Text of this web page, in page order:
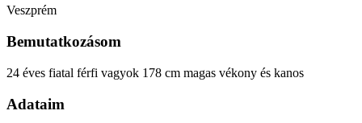
Veszprém
Bemutatkozásom
24 éves fiatal férfi vagyok 178 cm magas vékony és kanos
Adataim